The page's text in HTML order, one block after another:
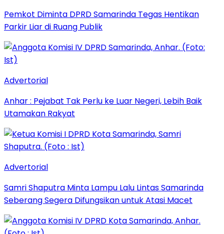
Pemkot Diminta DPRD Samarinda Tegas Hentikan
Parkir Liar di Ruang Publik
Advertorial
Anhar : Pejabat Tak Perlu ke Luar Negeri, Lebih Baik
Utamakan Rakyat
Advertorial
Samri Shaputra Minta Lampu Lalu Lintas Samarinda
Seberang Segera Difungsikan untuk Atasi Macet